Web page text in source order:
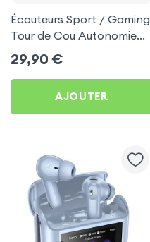
Écouteurs Sport / Gaming
Tour de Cou Autonomie
160h Acefast pour Huawei
Nova 8i
29,90 €
AJOUTER